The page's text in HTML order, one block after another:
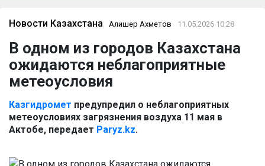
ОҚИҒА
News
Новости Казахстана Алишер Ахметов 11.05.2026 10:28
В одном из городов Казахстана
ожидаются неблагоприятные
метеоусловия
Казгидромет предупредил о неблагоприятных
метеоусловиях загрязнения воздуха 11 мая в
Актобе, передает Paryz.kz.